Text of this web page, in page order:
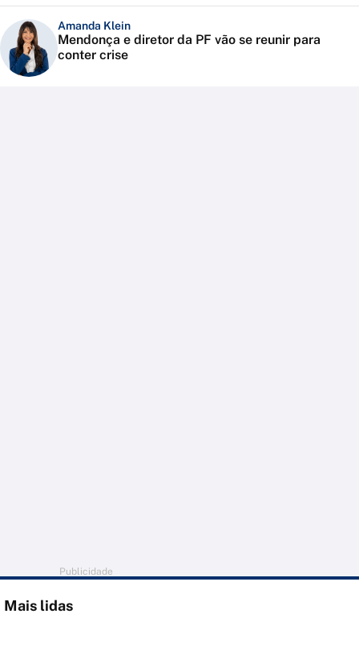
Amanda Klein
Mendonça e diretor da PF vão se reunir para
conter crise
Publicidade
Mais lidas